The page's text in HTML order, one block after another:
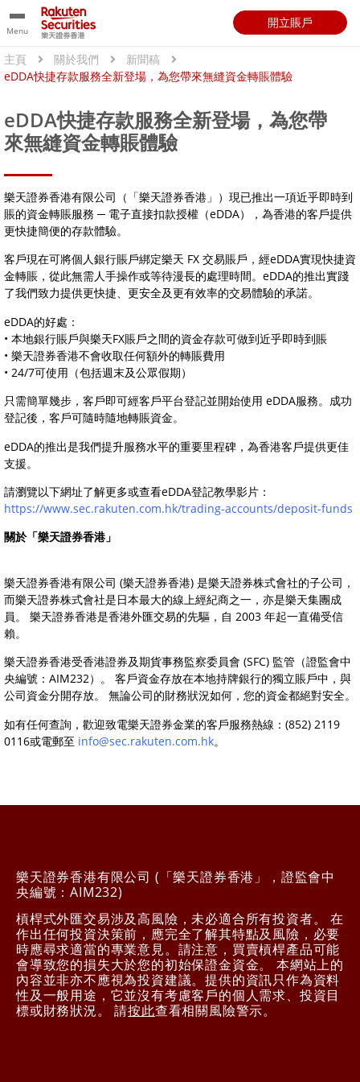
Menu
開立賬戶
主頁 關於我們
新聞稿
eDDA快捷存款服務全新登場，為您帶來無縫資金轉賬體驗
eDDA快捷存款服務全新登場，為您帶
來無縫資金轉賬體驗
樂天證券香港有限公司（「樂天證券香港」）現已推出一項近乎即時到
賬的資金轉賬服務 ─ 電子直接扣款授權（eDDA），為香港的客戶提供
更快捷簡便的存款體驗。
客戶現在可將個人銀行賬戶綁定樂天 FX 交易賬戶，經eDDA實現快捷資
金轉賬，從此無需人手操作或等待漫長的處理時間。eDDA的推出實踐
了我們致力提供更快捷、更安全及更有效率的交易體驗的承諾。
eDDA的好處：
• 本地銀行賬戶與樂天FX賬戶之間的資金存款可做到近乎即時到賬
• 樂天證券香港不會收取任何額外的轉賬費用
• 24/7可使用（包括週末及公眾假期）
只需簡單幾步，客戶即可經客戶平台登記並開始使用 eDDA服務。成功
登記後，客戶可隨時隨地轉賬資金。
eDDA的推出是我們提升服務水平的重要里程碑，為香港客戶提供更佳
支援。
請瀏覽以下網址了解更多或查看eDDA登記教學影片：
https://www.sec.rakuten.com.hk/trading-accounts/deposit-funds
關於「樂天證券香港」
樂天證券香港有限公司 (樂天證券香港) 是樂天證券株式會社的子公司，
而樂天證券株式會社是日本最大的線上經紀商之一，亦是樂天集團成
員。 樂天證券香港是香港外匯交易的先驅，自 2003 年起一直備受信
賴。
樂天證券香港受香港證券及期貨事務監察委員會 (SFC) 監管（證監會中
央編號：AIM232）。 客戶資金存放在本地持牌銀行的獨立賬戶中，與
公司資金分開存放。 無論公司的財務狀況如何，您的資金都絕對安全。
如有任何查詢，歡迎致電樂天證券金業的客戶服務熱線：(852) 2119
0116或電郵至 info@sec.rakuten.com.hk。
樂天證券香港有限公司 (「樂天證券香港」，證監會中
央編號：AIM232)
槓桿式外匯交易涉及高風險，未必適合所有投資者。 在
作出任何投資決策前，應完全了解其特點及風險，必要
時應尋求適當的專業意見。請注意，買賣槓桿產品可能
會導致您的損失大於您的初始保證金資金。 本網站上的
內容並非亦不應視為投資建議。提供的資訊只作為資料
性及一般用途，它並沒有考慮客戶的個人需求、投資目
標或財務狀況。 請按此查看相關風險警示。